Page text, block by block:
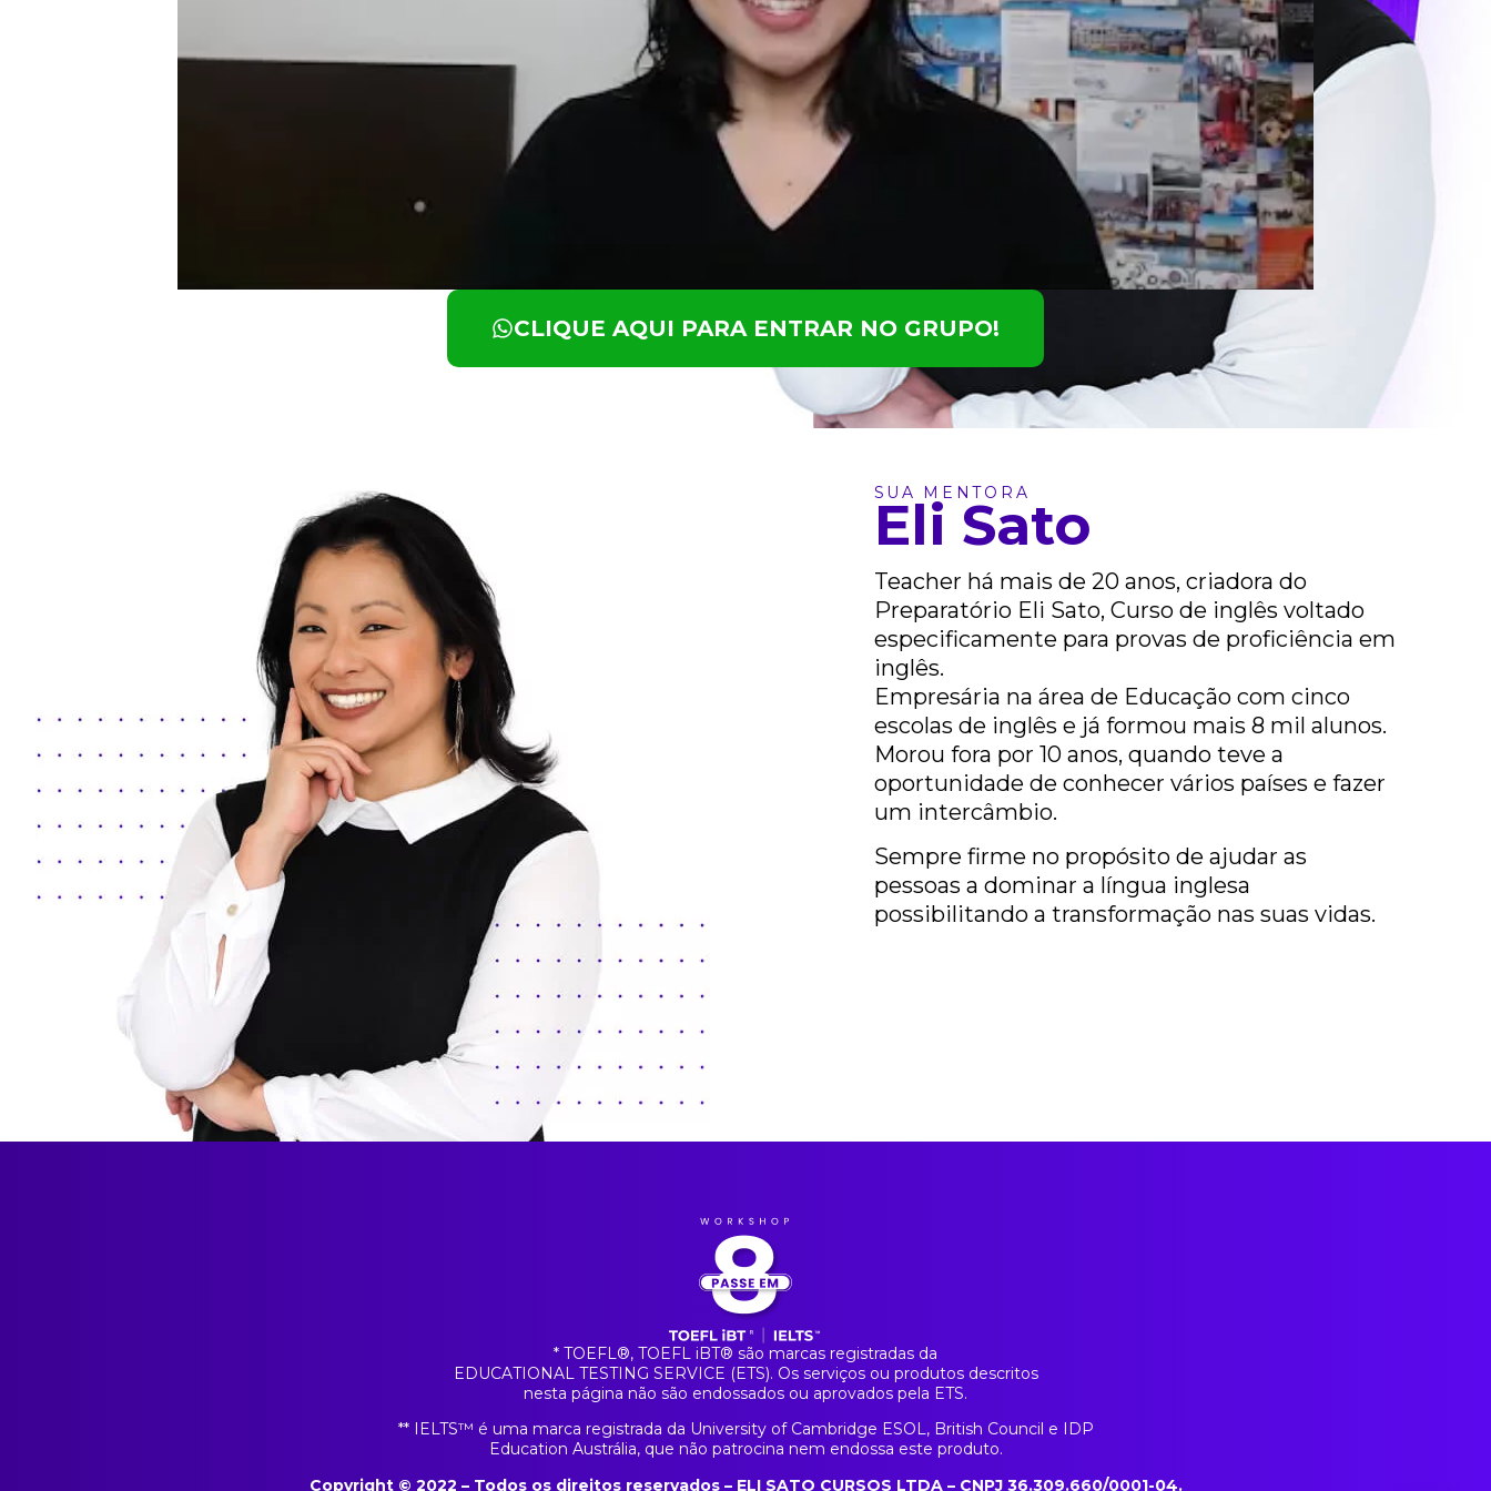
CLIQUE AQUI PARA ENTRAR NO GRUPO!
SUA MENTORA
Eli Sato
Teacher há mais de 20 anos, criadora do
Preparatório Eli Sato, Curso de inglês voltado
especificamente para provas de proficiência em
inglês.
Empresária na área de Educação com cinco
escolas de inglês e já formou mais 8 mil alunos.
Morou fora por 10 anos, quando teve a
oportunidade de conhecer vários países e fazer
um intercâmbio.
Sempre firme no propósito de ajudar as
pessoas a dominar a língua inglesa
possibilitando a transformação nas suas vidas.
* TOEFL®️, TOEFL iBT®️ são marcas registradas da
EDUCATIONAL TESTING SERVICE (ETS). Os serviços ou produtos descritos
nesta página não são endossados ou aprovados pela ETS.
** IELTS™️ é uma marca registrada da University of Cambridge ESOL, British Council e IDP
Education Austrália, que não patrocina nem endossa este produto.
Copyright © 2022 – Todos os direitos reservados – ELI SATO CURSOS LTDA – CNPJ 36.309.660/0001-04.